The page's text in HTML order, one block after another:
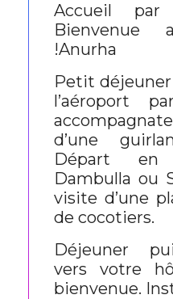
Accueil par
Bienvenue
!Anurha
Petit déjeuner
l’aéroport
d’une
Départ
Dambulla ou
visite d’une
de cocotiers.
Déjeuner
vers votre
bienvenue.